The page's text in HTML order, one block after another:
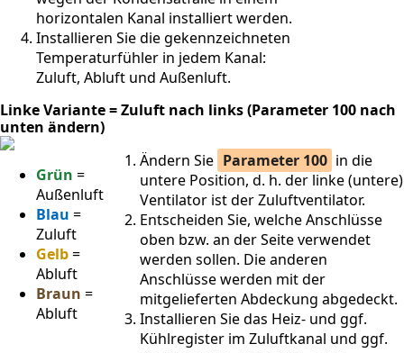
horizontalen Kanal installiert werden.
Installieren Sie die gekennzeichneten
Temperaturfühler in jedem Kanal:
Zuluft, Abluft und Außenluft.
Linke Variante = Zuluft nach links (Parameter 100 nach
unten ändern)
Grün =
Außenluft
Blau =
Zuluft
Gelb=
Abluft
Braun =
Abluft
Ändern Sie Parameter 100 in die
untere Position, d. h. der linke (untere)
Ventilator ist der Zuluftventilator.
Entscheiden Sie, welche Anschlüsse
oben bzw. an der Seite verwendet
werden sollen. Die anderen
Anschlüsse werden mit der
mitgelieferten Abdeckung abgedeckt.
Installieren Sie das Heiz- und ggf.
Kühlregister im Zuluftkanal und ggf.